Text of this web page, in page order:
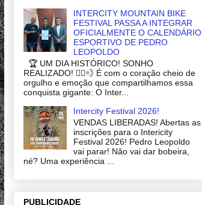
INTERCITY MOUNTAIN BIKE
FESTIVAL PASSA A INTEGRAR
OFICIALMENTE O CALENDÁRIO
ESPORTIVO DE PEDRO
LEOPOLDO
🏆 UM DIA HISTÓRICO! SONHO
REALIZADO! 🚴‍♂️💨 É com o coração cheio de
orgulho e emoção que compartilhamos essa
conquista gigante: O Inter...
Intercity Festival 2026!
VENDAS LIBERADAS! Abertas as
inscrições para o Intericity
Festival 2026! Pedro Leopoldo
vai parar! Não vai dar bobeira,
né? Uma experiência ...
PUBLICIDADE